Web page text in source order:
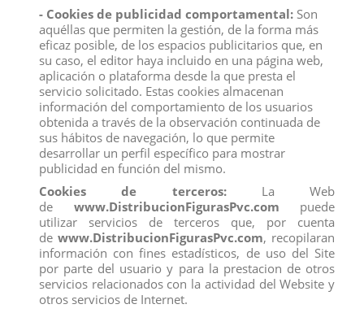
FIGURA RIDER PIRATE PUPS
View
COMANSI
SONIC
POCOYO
NARUTO
PEPPA PIG
BABY SHARK
BOB ESPONJA
MONSTRUO DE COLORES
MY LITTLE PONY
DORAEMON
LOS VENGADORES
LA LIGA DE LA JUSTICIA
SÚPER HÉROES
TORTUGAS NINJA
BEN Y HOLLY
- Cookies de publicidad comportamental: Son
aquéllas que permiten la gestión, de la forma más
eficaz posible, de los espacios publicitarios que, en
su caso, el editor haya incluido en una página web,
aplicación o plataforma desde la que presta el
servicio solicitado. Estas cookies almacenan
información del comportamiento de los usuarios
obtenida a través de la observación continuada de
sus hábitos de navegación, lo que permite
desarrollar un perfil específico para mostrar
publicidad en función del mismo.
Cookies de terceros:La Web
de www.DistribucionFigurasPvc.com puede
utilizar servicios de terceros que, por cuenta
de www.DistribucionFigurasPvc.com, recopilaran
información con fines estadísticos, de uso del Site
por parte del usuario y para la prestacion de otros
servicios relacionados con la actividad del Website y
otros servicios de Internet.